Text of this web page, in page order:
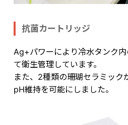
抗菌カートリッジ
Ag+パワーにより冷水タンク
て衛生管理しています。
また、2種類の珊瑚セラミック
pH維持を可能にしました。